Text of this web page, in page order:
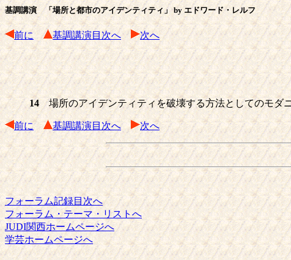
基調講演 「場所と都市のアイデンティティ」 by エドワード・レルフ
前に 基調講演目次へ 次へ
14場所のアイデンティティを破壊する方法としてのモダ
前に 基調講演目次へ 次へ
フォーラム記録目次へ
フォーラム・テーマ・リストへ
JUDI関西ホームページへ
学芸ホームページへ